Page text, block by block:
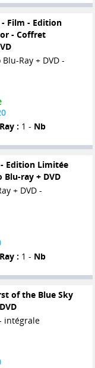
Film - Edition
- Coffret
Ray + DVD -
: 1 - Nb
Edition Limitée
ray + DVD
+ DVD -
: 1 - Nb
of the Blue Sky
intégrale